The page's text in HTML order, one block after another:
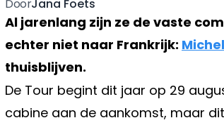
DoorJana Foets
Al jarenlang zijn ze de vaste
echter niet naar Frankrijk:
thuisblijven.
De Tour begint dit jaar op 29
cabine aan de aankomst, maar